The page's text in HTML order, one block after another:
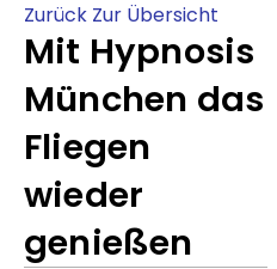
Zurück Zur Übersicht
Mit Hypnosis
München das
Fliegen
wieder
genießen